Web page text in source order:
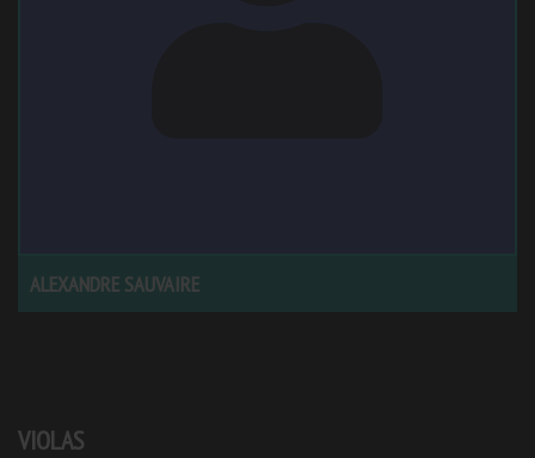
ALEXANDRE SAUVAIRE
VIOLAS